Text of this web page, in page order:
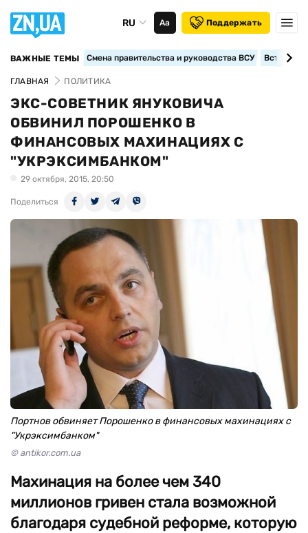
RU Аа Поддержать
ВАЖНЫЕ ТЕМЫ Смена правительства и руководства ВСУ
ГЛАВНАЯ ПОЛИТИКА
ЭКС-СОВЕТНИК ЯНУКОВИЧА
ОБВИНИЛ ПОРОШЕНКО В
ФИНАНСОВЫХ МАХИНАЦИЯХ С
"УКРЭКСИМБАНКОМ"
29 октября, 2015, 20:50
Поделиться
Портнов обвиняет Порошенко в финансовых махинациях с
"Укрэксимбанком"
© antikor.com.ua
Махинация на более чем 340
миллионов гривен стала возможной
благодаря судебной реформе, которую